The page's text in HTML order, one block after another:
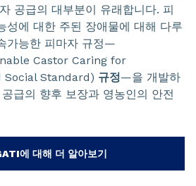
공급의 대부분이 유래합니다. 피
성에 대한 주된 장애물에 대해 다루
가능한 피마자 규정—
Castor Caring for
Standard) 규정—을 개발하
급의 향후 보장과 영농인의 안전
에 대해 더 알아보기